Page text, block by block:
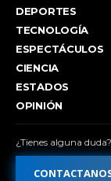
DEPORTES
TECNOLOGÍA
ESPECTÁCULOS
CIENCIA
ESTADOS
OPINIÓN
¿Tienes alguna